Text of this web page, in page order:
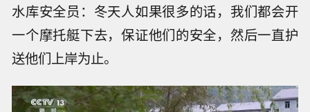
水库安全员：冬天人如果很多的话，我们都会开
一个摩托艇下去，保证他们的安全，然后一直护
送他们上岸为止。